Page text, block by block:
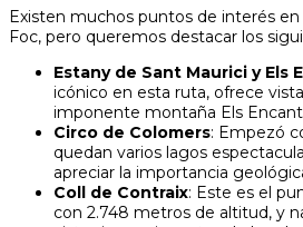
Existen muchos puntos de interés en
Foc, pero queremos destacar los
Estany de Sant Maurici y Els
icónico en esta ruta, ofrece
imponente montaña Els
Circo de Colomers: Empezó
quedan varios lagos
apreciar la importancia
Coll de Contraix: Este es el
con 2.748 metros de altitud, y